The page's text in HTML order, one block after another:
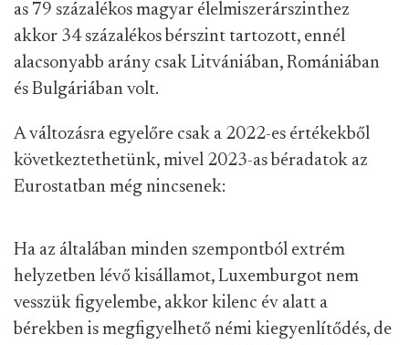
as 79 százalékos magyar élelmiszerárszinthez
akkor 34 százalékos bérszint tartozott, ennél
alacsonyabb arány csak Litvániában, Romániában
és Bulgáriában volt.
A változásra egyelőre csak a 2022-es értékekből
következtethetünk, mivel 2023-as béradatok az
Eurostatban még nincsenek:
Ha az általában minden szempontból extrém
helyzetben lévő kisállamot, Luxemburgot nem
vesszük figyelembe, akkor kilenc év alatt a
bérekben is megfigyelhető némi kiegyenlítődés, de